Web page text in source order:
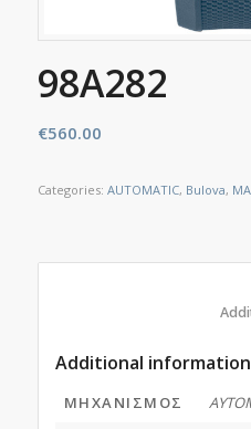
98A282
€560.00
Categories: AUTOMATIC, Bulova,
Additional information
ΜΗΧΑΝΙΣΜΟΣ